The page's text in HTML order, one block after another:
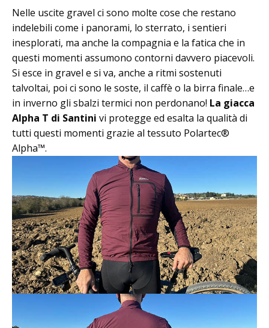
Nelle uscite gravel ci sono molte cose che restano
indelebili come i panorami, lo sterrato, i sentieri
inesplorati, ma anche la compagnia e la fatica che in
questi momenti assumono contorni davvero piacevoli.
Si esce in gravel e si va, anche a ritmi sostenuti
talvoltai, poi ci sono le soste, il caffè o la birra finale…e
in inverno gli sbalzi termici non perdonano! La giacca
Alpha T di Santini vi protegge ed esalta la qualità di
tutti questi momenti grazie al tessuto Polartec®
Alpha™.